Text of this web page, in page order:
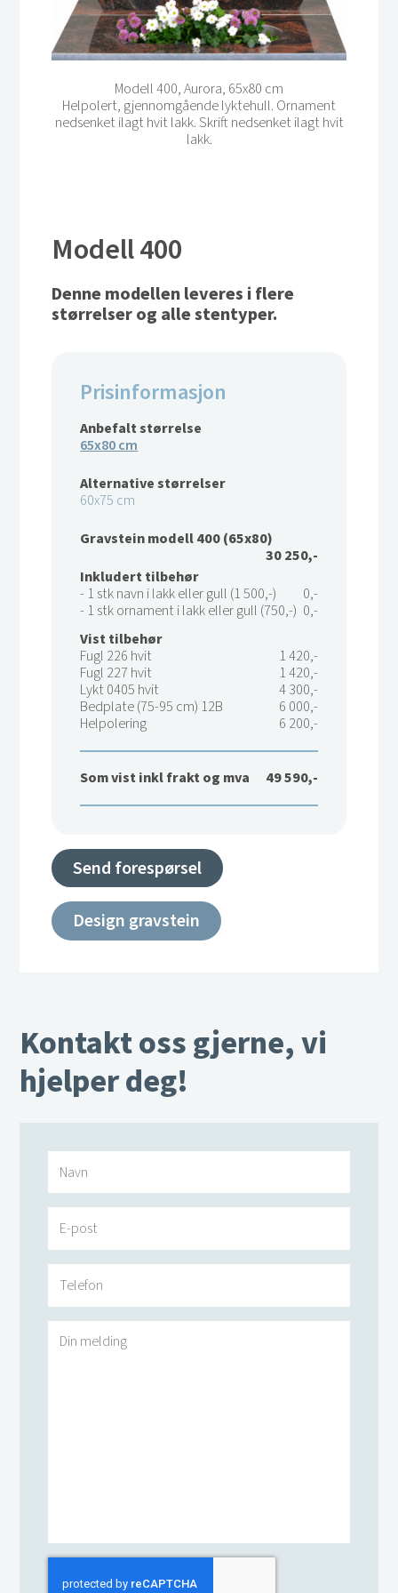
Modell 400, Aurora, 65x80 cm
Helpolert, gjennomgående lyktehull. Ornament
nedsenket ilagt hvit lakk. Skrift nedsenket ilagt hvit
lakk.
Modell 400
Denne modellen leveres i flere
størrelser og alle stentyper.
Prisinformasjon
Anbefalt størrelse
65x80 cm
Alternative størrelser
60x75 cm
Gravstein modell 400 (65x80)
30 250,-
Inkludert tilbehør
- 1 stk navn i lakk eller gull (1 500,-)
0,-
- 1 stk ornament i lakk eller gull (750,-) 0,-
Vist tilbehør
Fugl 226 hvit
1 420,-
Fugl 227 hvit
1 420,-
Lykt 0405 hvit
4 300,-
Bedplate (75-95 cm) 12B
6 000,-
Helpolering
6 200,-
Som vist inkl frakt og mva 49 590,-
Send forespørsel
Design gravstein
Kontakt oss gjerne, vi
hjelper deg!